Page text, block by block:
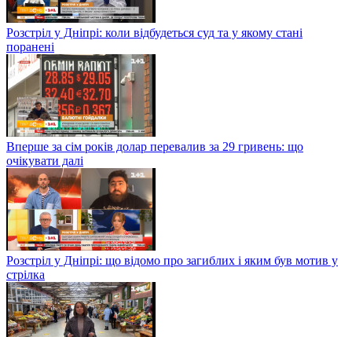
Розстріл у Дніпрі: коли відбудеться суд та у якому стані
поранені
Вперше за сім років долар перевалив за 29 гривень: що
очікувати далі
Розстріл у Дніпрі: що відомо про загиблих і яким був мотив у
стрілка